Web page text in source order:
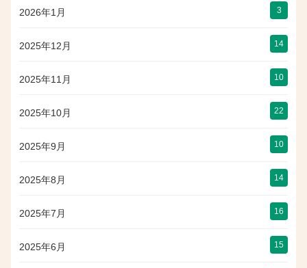
2026年1月 3
2025年12月 14
2025年11月 10
2025年10月 22
2025年9月 10
2025年8月 14
2025年7月 16
2025年6月 15